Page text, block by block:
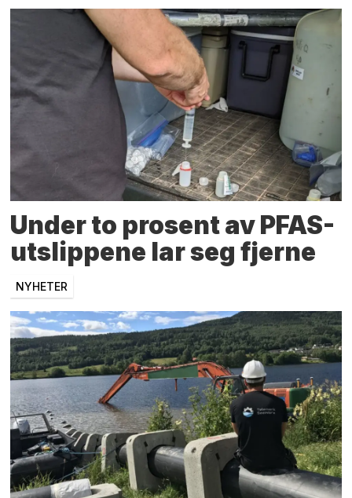
Under to prosent av PFAS-
utslippene lar seg fjerne
NYHETER